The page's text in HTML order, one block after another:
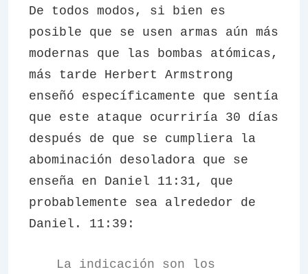
De todos modos, si bien es
posible que se usen armas aún más
modernas que las bombas atómicas,
más tarde Herbert Armstrong
enseñó específicamente que sentía
que este ataque ocurriría 30 días
después de que se cumpliera la
abominación desoladora que se
enseña en Daniel 11:31, que
probablemente sea alrededor de
Daniel. 11:39:
La indicación son los